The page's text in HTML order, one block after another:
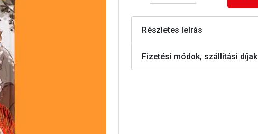
Részletes leírás
Fizetési módok, szállítási díjak